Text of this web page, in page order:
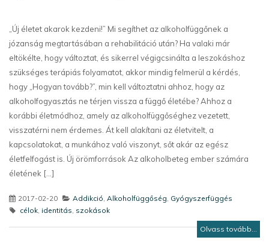
„Új életet akarok kezdeni!” Mi segíthet az alkoholfüggőnek a
józanság megtartásában a rehabilitáció után? Ha valaki már
eltökélte, hogy változtat, és sikerrel végigcsinálta a leszokáshoz
szükséges terápiás folyamatot, akkor mindig felmerül a kérdés,
hogy „Hogyan tovább?”, min kell változtatni ahhoz, hogy az
alkoholfogyasztás ne térjen vissza a függő életébe? Ahhoz a
korábbi életmódhoz, amely az alkoholfüggőséghez vezetett,
visszatérni nem érdemes. Át kell alakítani az életvitelt, a
kapcsolatokat, a munkához való viszonyt, sőt akár az egész
életfelfogást is. Új örömforrások Az alkoholbeteg ember számára
életének [...]
2017-02-20 Addikció,Alkoholfüggőség, Gyógyszerfüggés
célok, identitás, szokások
Olvass tovább...